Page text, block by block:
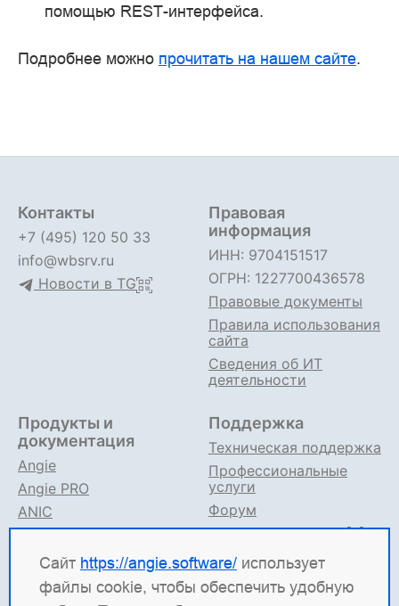
помощью REST-интерфейса.
Подробнее можно прочитать на нашем сайте.
Сайт https://angie.software/ использует
файлы cookie, чтобы обеспечить удобную
Контакты
+7 (495) 120 50 33
info@wbsrv.ru
Новости в TG
Правовая
информация
ИНН: 9704151517
ОГРН: 1227700436578
Правовые документы
Правила использования
сайта
Сведения об ИТ
деятельности
Продукты и
документация
Angie
Angie PRO
ANIC
Angie ADC
Документация
Поддержка
Техническая поддержка
Профессиональные
услуги
Форум
Поддержка в TG